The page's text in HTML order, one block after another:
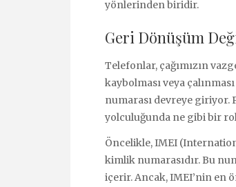
yönlerinden biridir.
Geri Dönüşüm
Telefonlar, çağımızın
kaybolması veya
numarası devreye giriyor.
yolculuğunda ne gibi bir
Öncelikle, IMEI
kimlik numarasıdır. Bu
içerir. Ancak, IMEI’nin en